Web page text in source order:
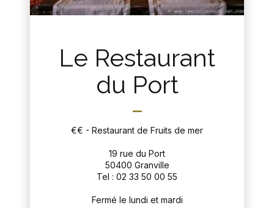
Le Restaurant
du Port
€€ - Restaurant de Fruits de mer
19 rue du Port
50400 Granville
Tel : 02 33 50 00 55
Fermé le lundi et mardi